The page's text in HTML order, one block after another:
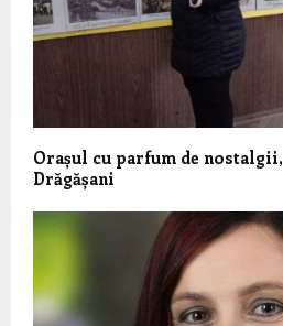
Orașul cu parfum de nostalgii,
Drăgășani